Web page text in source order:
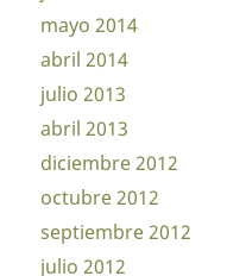
mayo 2014
abril 2014
julio 2013
abril 2013
diciembre 2012
octubre 2012
septiembre 2012
julio 2012